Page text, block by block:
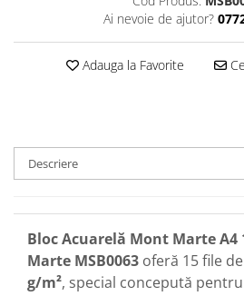
Ai nevoie de ajutor?
Adauga la Favorite
Descriere
Bloc Acuarelă Mont Marte A4
Marte MSB0063 oferă 15 file de
g/m², special concepută pentru